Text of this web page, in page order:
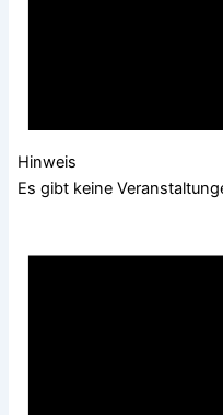
Hinweis
Es gibt keine